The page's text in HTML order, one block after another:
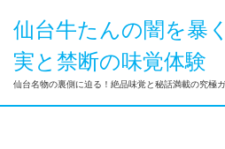
仙台牛たんの闇を暴
実と禁断の味覚体験
仙台名物の裏側に迫る！絶品味覚と秘話満載の究極